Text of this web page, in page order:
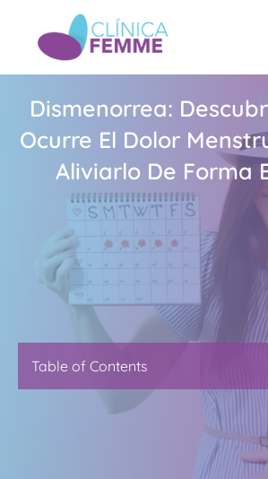
contenido
Dismenorrea:
Ocurre El Dolor
Aliviarlo De Forma
Table of Contents